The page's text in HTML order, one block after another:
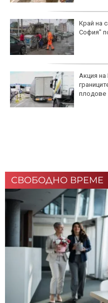
Край на
София"
Акция
плодове
СВОБОДНО ВРЕМЕ